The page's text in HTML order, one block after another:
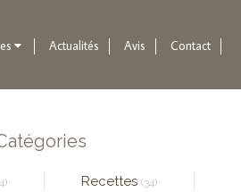
Actualités Avis Contact
Recettes (34)